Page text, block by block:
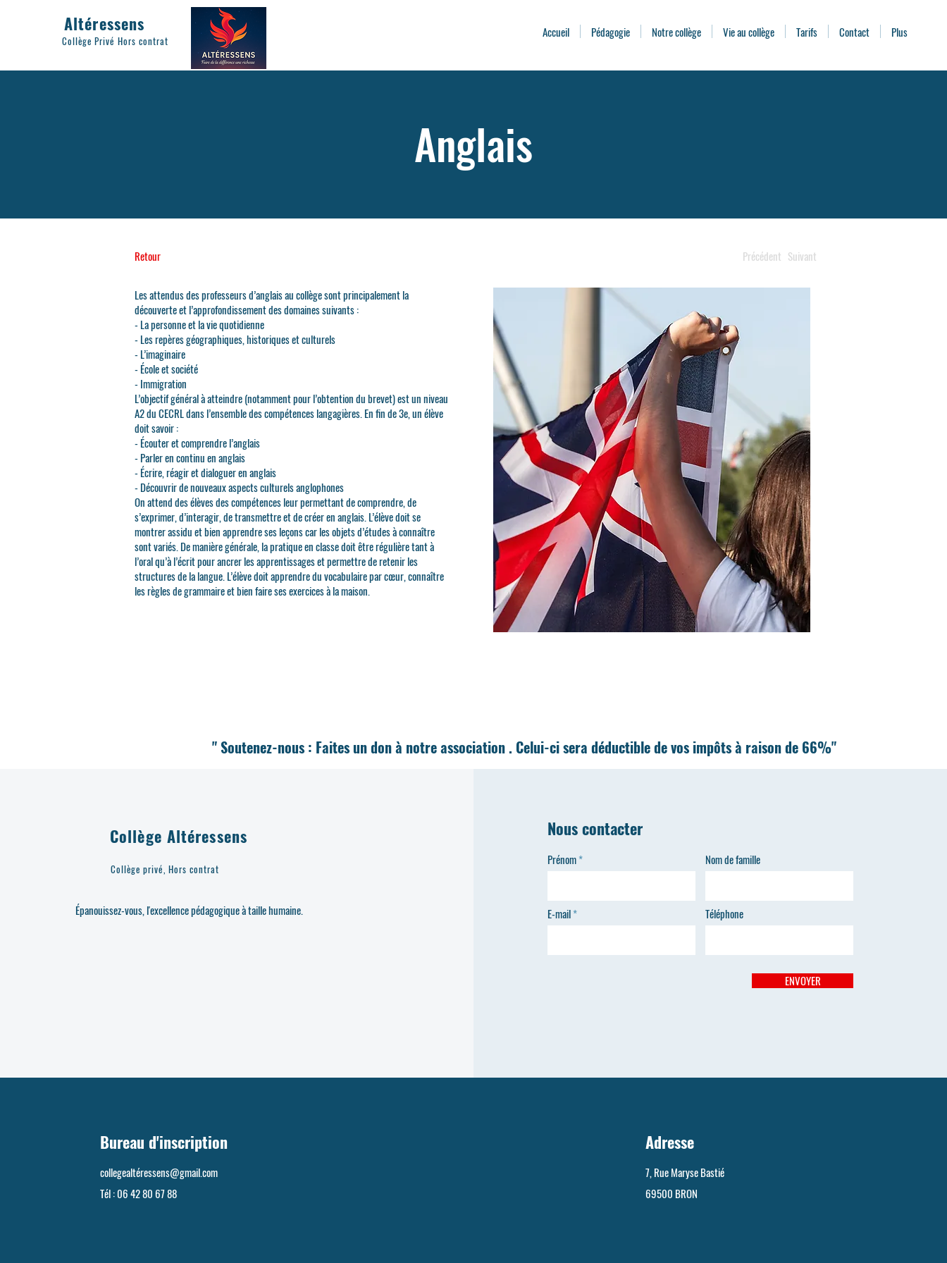
Altéressens
Collège Privé Hors contrat
Accueil Pédagogie Notre collège Vie au collège Tarifs Contact Plus
Anglais
Retour
Les attendus des professeurs d’anglais au collège sont principalement la
découverte et l’approfondissement des domaines suivants :
- La personne et la vie quotidienne
- Les repères géographiques, historiques et culturels
- L’imaginaire
- École et société
- Immigration
L’objectif général à atteindre (notamment pour l’obtention du brevet) est un niveau
A2 du CECRL dans l’ensemble des compétences langagières. En fin de 3e, un élève
doit savoir :
- Écouter et comprendre l’anglais
- Parler en continu en anglais
- Écrire, réagir et dialoguer en anglais
- Découvrir de nouveaux aspects culturels anglophones
On attend des élèves des compétences leur permettant de comprendre, de
s’exprimer, d’interagir, de transmettre et de créer en anglais. L’élève doit se
montrer assidu et bien apprendre ses leçons car les objets d’études à connaître
sont variés. De manière générale, la pratique en classe doit être régulière tant à
l’oral qu’à l’écrit pour ancrer les apprentissages et permettre de retenir les
structures de la langue. L’élève doit apprendre du vocabulaire par cœur, connaître
les règles de grammaire et bien faire ses exercices à la maison.
Précédent Suivant
" Soutenez-nous : Faites un don à notre association . Celui-ci sera déductible de vos impôts à raison de 66%"
Collège Altéressens
Collège privé, Hors contrat
Épanouissez-vous, l'excellence pédagogique à taille humaine.
Nous contacter
Prénom
E-mail
Nom de famille
Téléphone
ENVOYER
Bureau d'inscription
collegealtéressens@gmail.com
Tél : 06 42 80 67 88
Adresse
7, Rue Maryse Bastié
69500 BRON